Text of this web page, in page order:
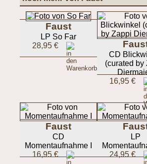
Faust
LP So Far
28,95 €
CD
(curated by
16,95 €
Faust
CD
Momentaufnahme I
16,95 €
LP
24,95 €